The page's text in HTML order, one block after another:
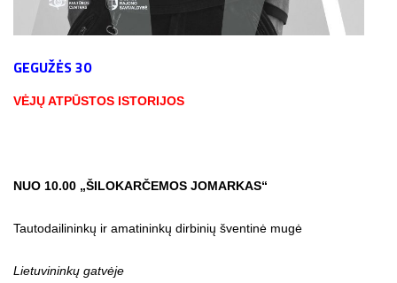
GEGUŽĖS 30
VĖJŲ ATPŪSTOS ISTORIJOS
NUO 10.00 „ŠILOKARČEMOS JOMARKAS“
Tautodailininkų ir amatininkų dirbinių šventinė mugė
Lietuvininkų gatvėje